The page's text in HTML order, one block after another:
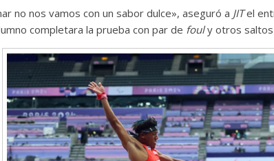
no nos vamos con un sabor dulce», aseguró a JITel
completara la prueba con par de fouly otros saltos